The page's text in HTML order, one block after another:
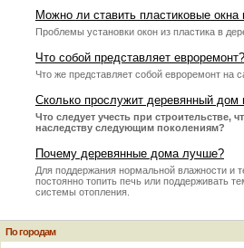
Можно ли ставить пластиковые окна
Проблемы установки окон из пластика в
Что собой представляет евроремонт?
Что же представляет собой евроремонт на
Сколько прослужит деревянный дом
Что следует учесть при строительстве,
наследству следующим поколениям?
Почему деревянные дома лучше?
Для поддержания нормальной влажности и
постоянно топить печь или поддерживать
системы отопления.
По городам